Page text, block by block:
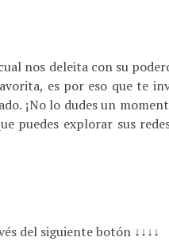
nos deleita con su
es por eso que te
¡No lo dudes un
puedes explorar sus
del siguiente botón ↓↓↓↓